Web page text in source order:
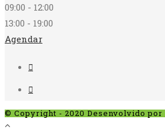
09:00 - 12:00
13:00 - 19:00
Agendar
© Copyright - 2020 Desenvolvido por